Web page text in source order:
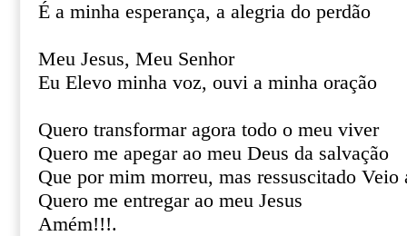
É a minha esperança, a alegria do perdão
Meu Jesus, Meu Senhor
Eu Elevo minha voz, ouvi a minha oração
Quero transformar agora todo o meu viver
Quero me apegar ao meu Deus da salvação
Que por mim morreu, mas ressuscitado Veio
Quero me entregar ao meu Jesus
Amém!!!.